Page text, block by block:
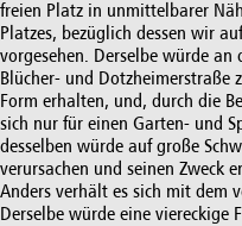
freien Platz in unmittelbarer
Platzes, bezüglich dessen wir
vorgesehen. Derselbe würde an
Blücher- und Dotzheimerstraße
Form erhalten, und, durch die
sich nur für einen Garten- und
desselben würde auf große
verursachen und seinen Zweck
Anders verhält es sich mit dem
Derselbe würde eine viereckige